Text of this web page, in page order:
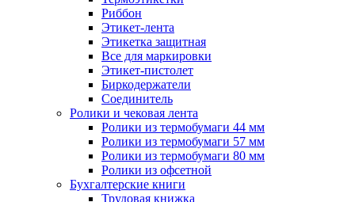
Риббон
Этикет-лента
Этикетка защитная
Все для маркировки
Этикет-пистолет
Биркодержатели
Соединитель
Ролики и чековая лента
Ролики из термобумаги 44 мм
Ролики из термобумаги 57 мм
Ролики из термобумаги 80 мм
Ролики из офсетной
Бухгалтерские книги
Трудовая книжка